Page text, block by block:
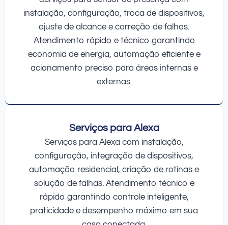
instalação, configuração, troca de dispositivos,
ajuste de alcance e correção de falhas.
Atendimento rápido e técnico garantindo
economia de energia, automação eficiente e
acionamento preciso para áreas internas e
externas.
Serviços para Alexa
Serviços para Alexa com instalação,
configuração, integração de dispositivos,
automação residencial, criação de rotinas e
solução de falhas. Atendimento técnico e
rápido garantindo controle inteligente,
praticidade e desempenho máximo em sua